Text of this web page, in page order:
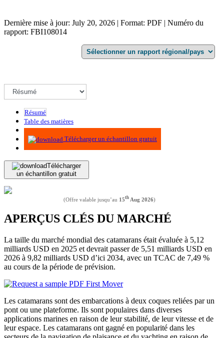
Dernière mise à jour: July 20, 2026 | Format: PDF | Numéro du
rapport: FBI108014
Résumé
Table des matières
Méthodologie
Télécharger un échantillon gratuit
Télécharger
un échantillon gratuit
(Offre valable jusqu’au 15th Aug 2026)
APERÇUS CLÉS DU MARCHÉ
La taille du marché mondial des catamarans était évaluée à 5,12
milliards USD en 2025 et devrait passer de 5,51 milliards USD en
2026 à 9,82 milliards USD d’ici 2034, avec un TCAC de 7,49 %
au cours de la période de prévision.
Les catamarans sont des embarcations à deux coques reliées par un
pont ou une plateforme. Ils sont populaires dans diverses
applications marines en raison de leur stabilité, de leur vitesse et de
leur espace. Les catamarans ont gagné en popularité dans les